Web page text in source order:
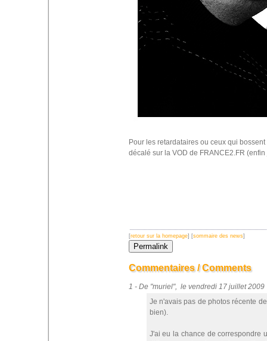
Pour les retardataires ou ceux qui
décalé sur la VOD de FRANCE2.FR (enfin
[retour sur la homepage] [sommaire des news]
Commentaires / Comments
1 - De "muriel", le vendredi 17 juillet
Je n'avais pas de photos récente
bien).
J'ai eu la chance de correspondre